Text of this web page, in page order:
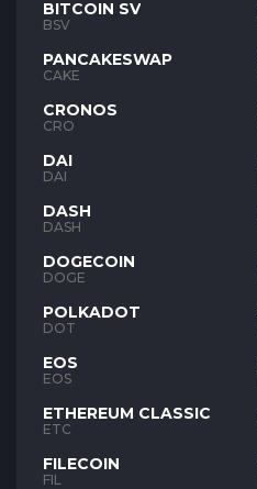
BITCOIN SV
BSV
PANCAKESWAP
CAKE
CRONOS
CRO
DAI
DAI
DASH
DASH
DOGECOIN
DOGE
POLKADOT
DOT
EOS
EOS
ETHEREUM CLASSIC
ETC
FILECOIN
FIL